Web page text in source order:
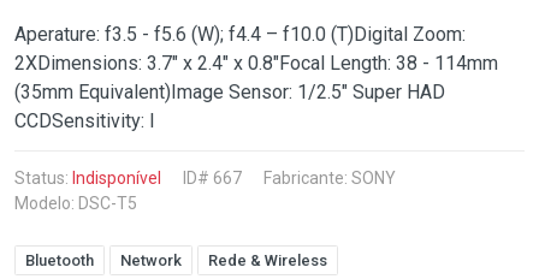
Aperature: f3.5 - f5.6 (W); f4.4 – f10.0 (T)Digital Zoom:
2XDimensions: 3.7" x 2.4" x 0.8"Focal Length: 38 - 114mm
(35mm Equivalent)Image Sensor: 1/2.5" Super HAD
CCDSensitivity: I
Status: Indisponível ID# 667 Fabricante: SONY
Modelo: DSC-T5
Bluetooth Network Rede & Wireless